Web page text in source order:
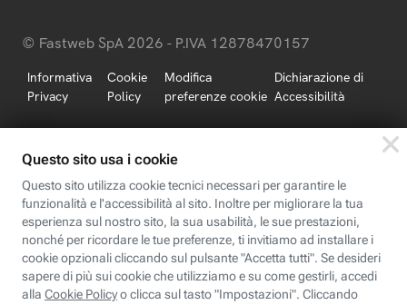
© Fastweb SpA 2026 - P.IVA 12878470157
Informativa
Privacy
Cookie
Policy
Modifica
preferenze cookie
Dichiarazione di
Accessibilità